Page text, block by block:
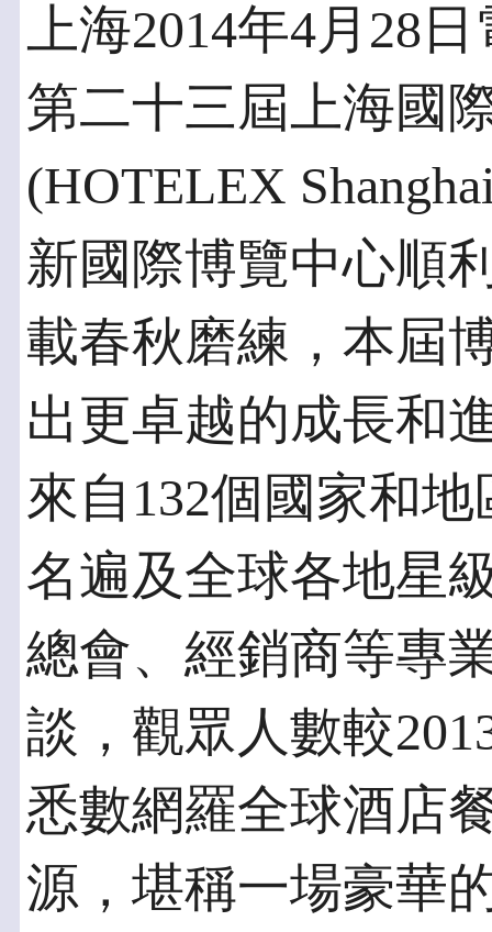
上海2014年4月28
第二十三屆上海國
(HOTELEX
新國際博覽中心順
載春秋磨練，本屆
出更卓越的成長和
來自132個國家和
名遍及全球各地星
總會、經銷商等專
談，觀眾人數較
悉數網羅全球酒店
源，堪稱一場豪華